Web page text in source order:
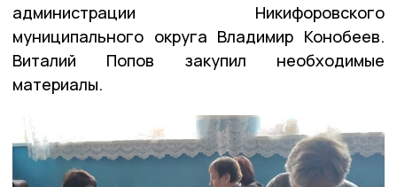
администрации Никифоровского
муниципального округа Владимир Конобеев.
Виталий Попов закупил необходимые
материалы.